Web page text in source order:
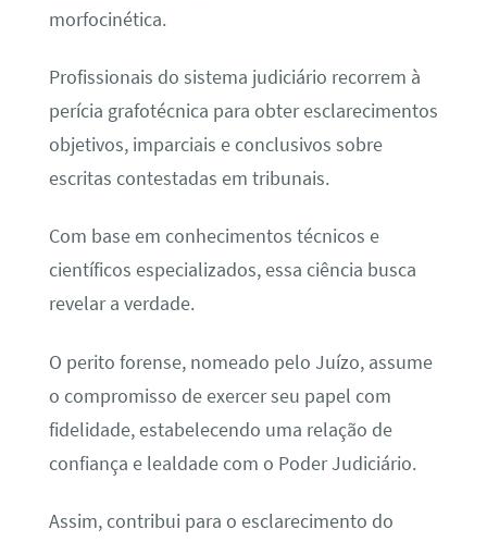
morfocinética.
Profissionais do sistema judiciário recorrem à
perícia grafotécnica para obter esclarecimentos
objetivos, imparciais e conclusivos sobre
escritas contestadas em tribunais.
Com base em conhecimentos técnicos e
científicos especializados, essa ciência busca
revelar a verdade.
O perito forense, nomeado pelo Juízo, assume
o compromisso de exercer seu papel com
fidelidade, estabelecendo uma relação de
confiança e lealdade com o Poder Judiciário.
Assim, contribui para o esclarecimento do